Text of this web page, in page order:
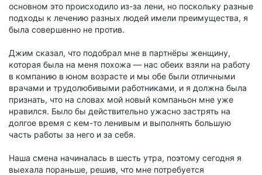
основном это происходило из-за лени, но поскольку разные
подходы к лечению разных людей имели преимущества, я
была совершенно не против.
Джим сказал, что подобрал мне в партнёры женщину,
которая была на меня похожа — нас обеих взяли на работу
в компанию в юном возрасте и мы обе были отличными
врачами и трудолюбивыми работниками, и я должна была
признать, что на словах мой новый компаньон мне уже
нравился. Было бы действительно ужасно застрять на
долгое время с кем-то ленивым и выполнять большую
часть работы за него и за себя.
Наша смена начиналась в шесть утра, поэтому сегодня я
выехала пораньше, решив, что мне потребуется